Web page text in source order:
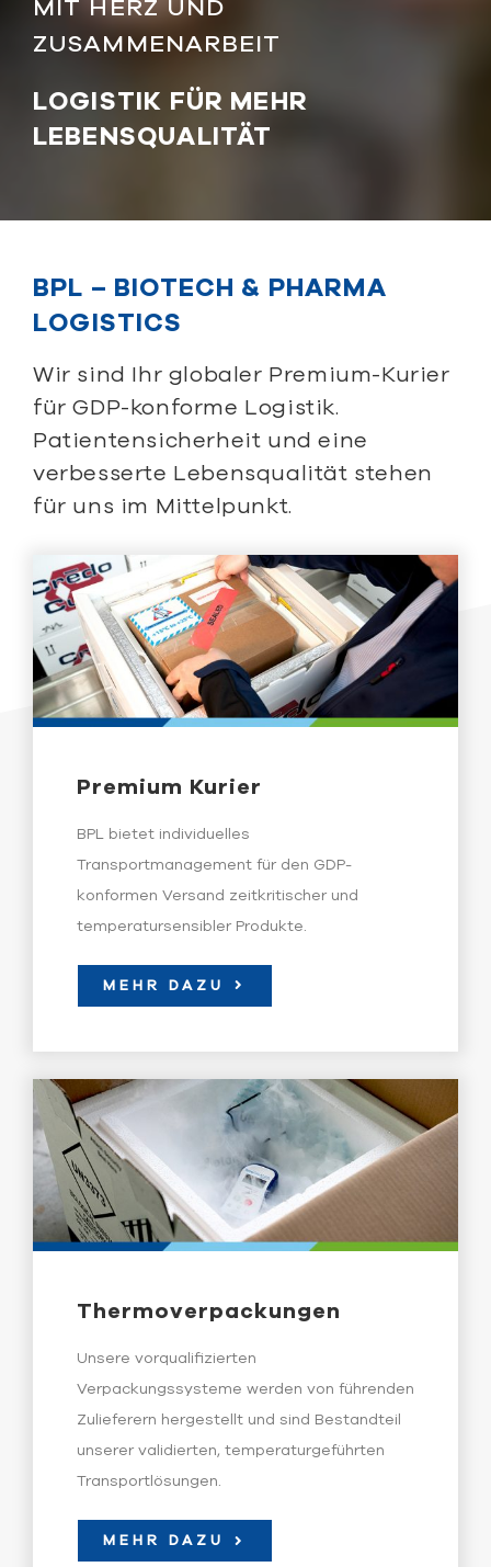
MIT HERZ UND
ZUSAMMENARBEIT
LOGISTIK FÜR MEHR
LEBENSQUALITÄT
BPL – BIOTECH & PHARMA
LOGISTICS
Wir sind Ihr globaler Premium-Kurier
für GDP-konforme Logistik.
Patientensicherheit und eine
verbesserte Lebensqualität stehen
für uns im Mittelpunkt.
Ihre Sendung in
sicheren Händen.
Premium Kurier
BPL bietet individuelles
Transportmanagement für den GDP-
konformen Versand zeitkritischer und
temperatursensibler Produkte.
MEHR DAZU
Thermoverpackungen
Unsere vorqualifizierten
Verpackungssysteme werden von führenden
Zulieferern hergestellt und sind Bestandteil
unserer validierten, temperaturgeführten
Transportlösungen.
MEHR DAZU